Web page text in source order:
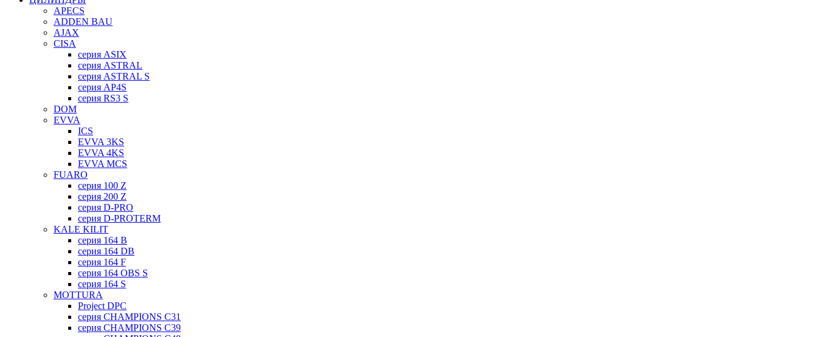
APECS
ADDEN BAU
AJAX
CISA
серия ASIX
серия ASTRAL
серия ASTRAL S
серия AP4S
серия RS3 S
DOM
EVVA
ICS
EVVA 3KS
EVVA 4KS
EVVA MCS
FUARO
серия 100 Z
серия 200 Z
серия D-PRO
серия D-PROTERM
KALE KILIT
серия 164 B
серия 164 DB
серия 164 F
серия 164 OBS S
серия 164 S
MOTTURA
Project DPC
серия CHAMPIONS C31
серия CHAMPIONS C39